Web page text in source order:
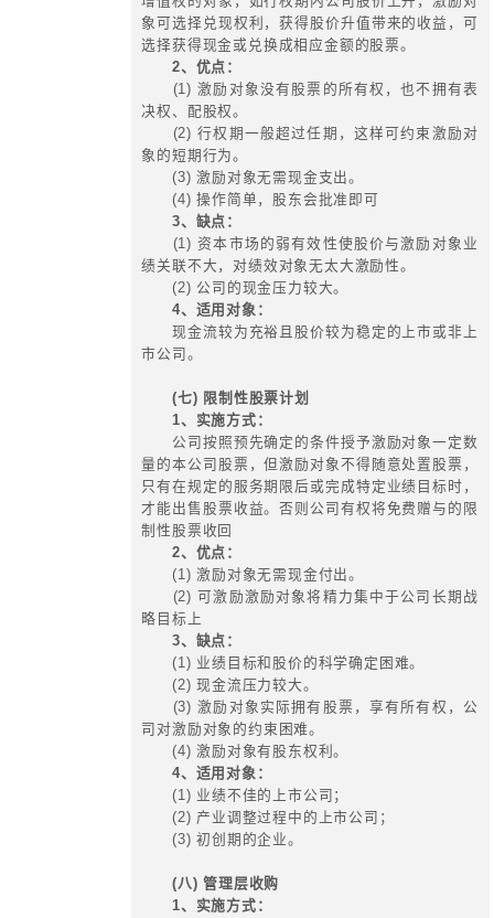
4、完善治理结构：进一步完善
构，形成良好均衡的价值分配体系。
5、降低集团监督成本：完善的
营者和股东结成利益共同体，调动经
减少经营者短期行为，促进决策民主
监督成本。
三、多种股权激励工具的比较
(一) 期权激励
1、实施方式：
也称认股权证，公司向激励对象
书，承诺在一定期限内或一定条件达
上市时）激励对象以较低价格购买股
(1) 股票期权只是一种权利而非
持有者没有风险；
(2) 激励对象为促使条件达到，
值而获得价差收入，必然会尽力提高
有长期激励效果。
3、缺点：
(1) 行权有时间数量限制；
(2) 激励对象行权需支出现金；
(3) 存在激励对象为自身利益而
抬高股价的风险。
(4) 公司内部工资差距拉大
4、适用对象：
上市公司、拟上市公司、非上市
司控股企业。
(二) 业绩股票
1、实施方式：
在开始时确定一个较为合理的业
励对象到预定期限达到预定目标，则